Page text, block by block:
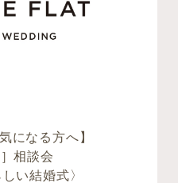
になる方へ】
相談会
い結婚式〉